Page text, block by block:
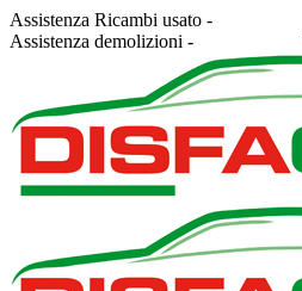
Assistenza Ricambi usato -
Assistenza demolizioni -